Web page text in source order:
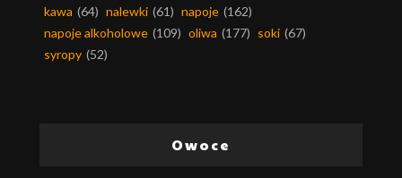
kawa (64) nalewki (61) napoje (162)
napoje alkoholowe (109) oliwa (177) soki (67)
syropy (52)
Owoce